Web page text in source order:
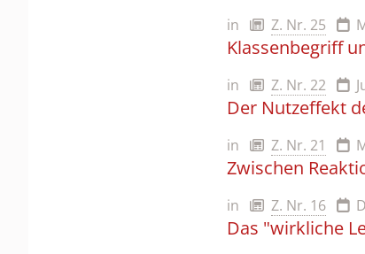
in Z. Nr. 25
Klassenbegriff
in Z. Nr. 22
Der Nutzeffekt
in Z. Nr. 21
Zwischen
in Z. Nr. 16
Das "wirkliche